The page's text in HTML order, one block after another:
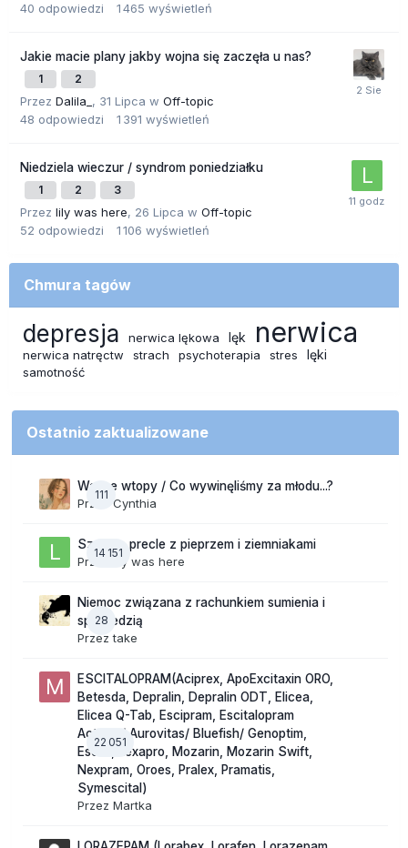
40 odpowiedzi 1 465 wyświetleń
Jakie macie plany jakby wojna się zaczęła u nas?
1 2
Przez Dalila_ , 31 Lipca w Off-topic
48 odpowiedzi 1 391 wyświetleń
Niedziela wieczur / syndrom poniedziałku
1 2 3
Przez lily was here, 26 Lipca w Off-topic
52 odpowiedzi 1 106 wyświetleń
Chmura tagów
depresja nerwica lękowa lęk nerwica
nerwica natręctw strach psychoterapia stres lęki
samotność
Ostatnio zaktualizowane
111
Wasze wtopy / Co wywinęliśmy za młodu...?
Przez Cynthia
14 151
Szalone precle z pieprzem i ziemniakami
Przezlily was here
28
Niemoc związana z rachunkiem sumienia i
spowiedzią
Przeztake
22 051
ESCITALOPRAM(Aciprex, ApoExcitaxin ORO,
Betesda, Depralin, Depralin ODT, Elicea,
Elicea Q-Tab, Escipram, Escitalopram
Actavis/ Aurovitas/ Bluefish/ Genoptim,
Escitil, Lexapro, Mozarin, Mozarin Swift,
Nexpram, Oroes, Pralex, Pramatis,
Symescital)
Przez Martka